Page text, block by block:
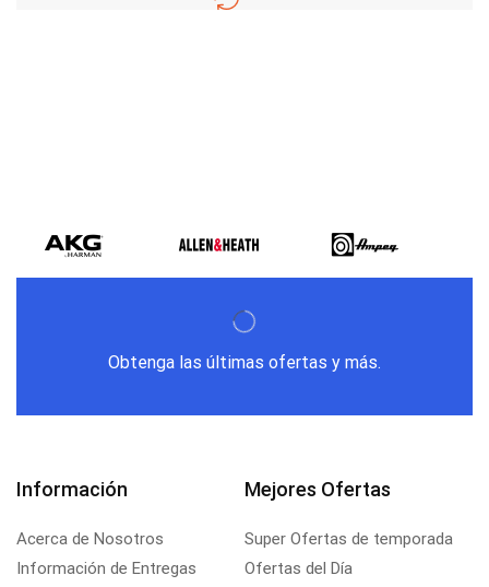
Obtenga las últimas ofertas y más.
Información
Acerca de Nosotros
Información de Entregas
Mejores Ofertas
Super Ofertas de temporada
Ofertas del Día